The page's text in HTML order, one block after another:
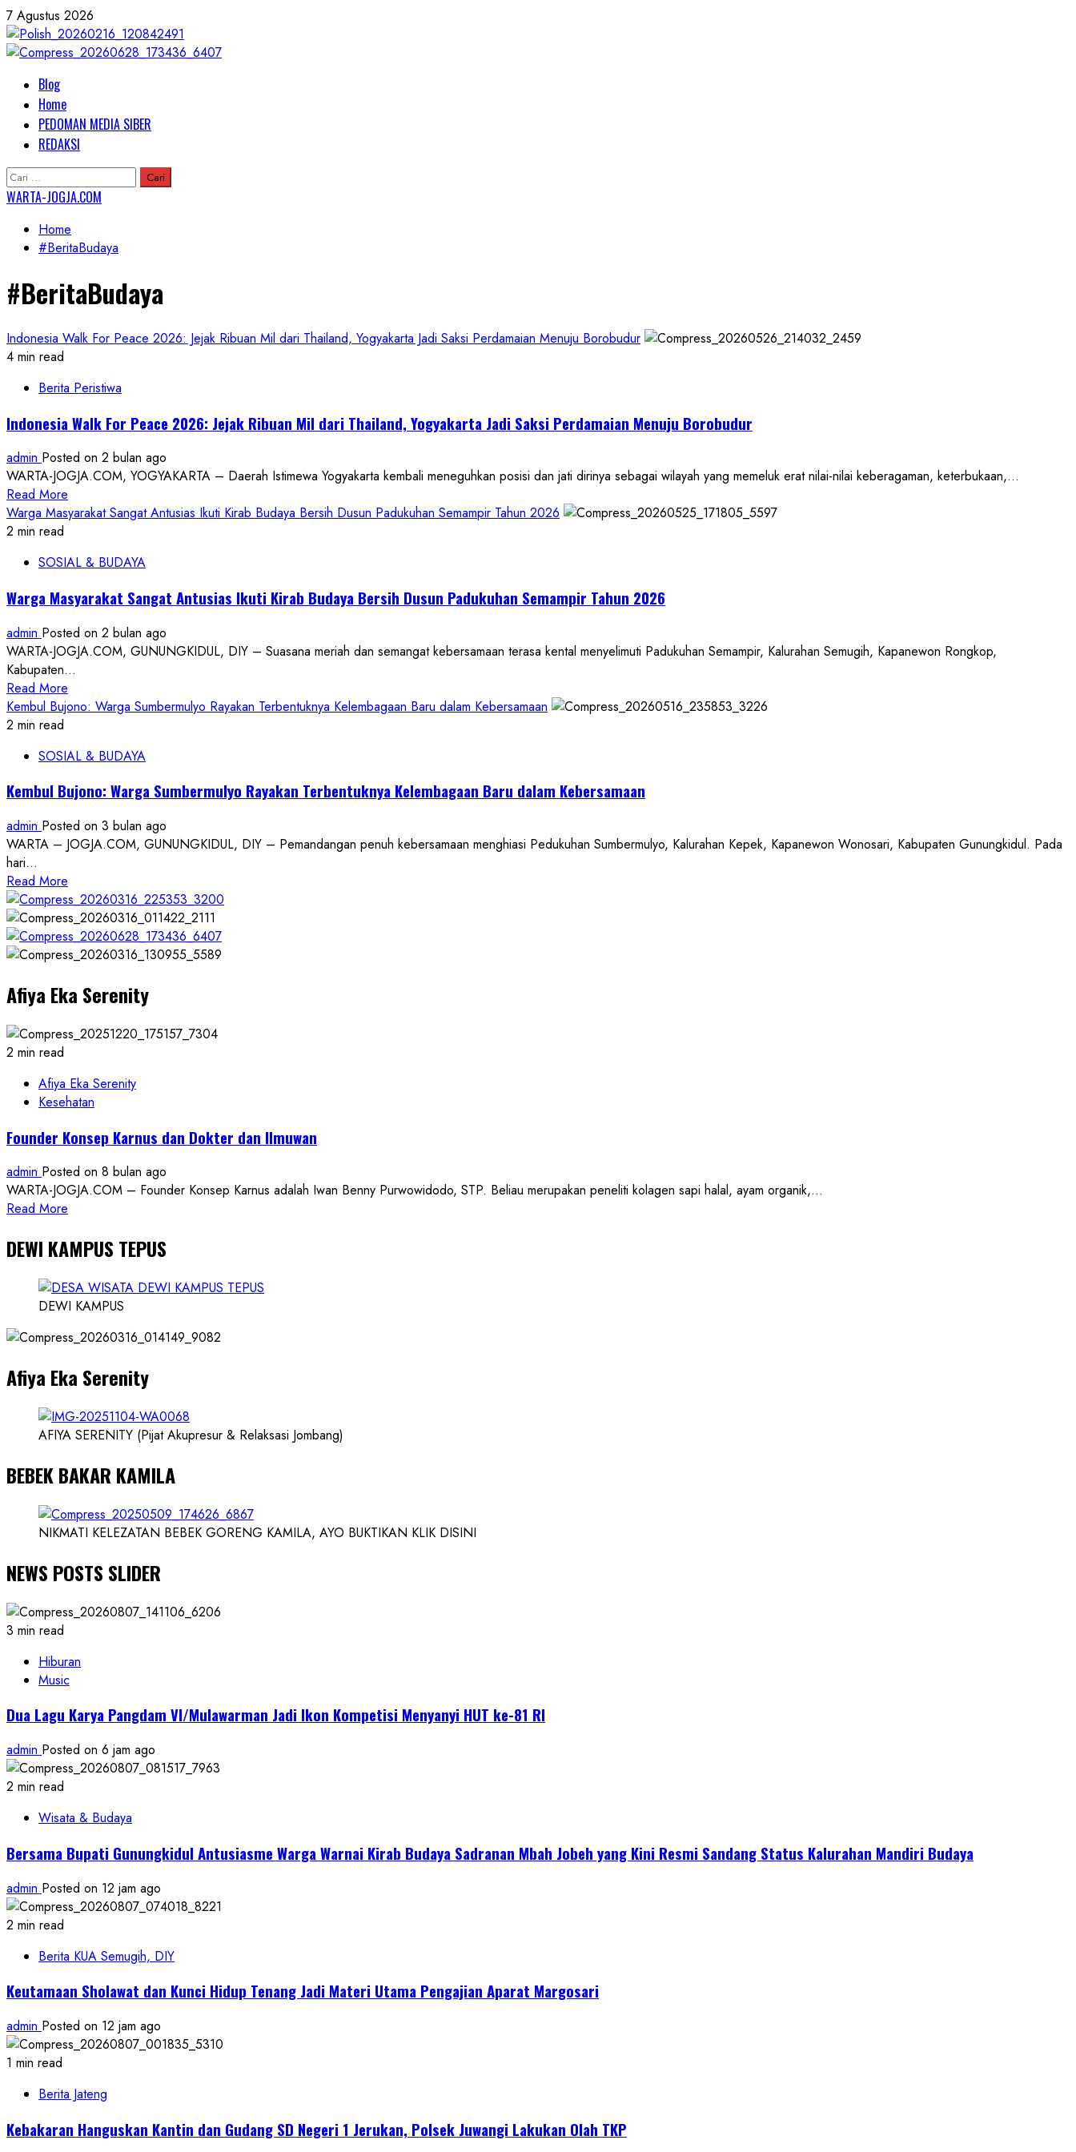
Skip
to
content
7 Agustus 2026
Primary
Menu
Blog
Home
PEDOMAN MEDIA SIBER
REDAKSI
Cari
untuk:
WARTA-JOGJA.COM
Home
#BeritaBudaya
#BeritaBudaya
Indonesia Walk For Peace 2026: Jejak Ribuan Mil dari Thailand, Yogyakarta Jadi Saksi Perdamaian Menuju Borobudur
4 min read
Berita Peristiwa
Indonesia Walk For Peace 2026: Jejak Ribuan Mil dari Thailand, Yogyakarta Jadi Saksi Perdamaian Menuju Borobudur
admin Posted on 2 bulan ago
WARTA-JOGJA.COM, YOGYAKARTA – Daerah Istimewa Yogyakarta kembali meneguhkan posisi dan jati dirinya sebagai wilayah yang memeluk erat nilai-nilai keberagaman, keterbukaan,...
Read More
more
Walk
Peace
2026:
Jejak
Ribuan
Mil
dari
Thailand,
Jadi
Perdamaian
Borobudur
Warga Masyarakat Sangat Antusias Ikuti Kirab Budaya Bersih Dusun Padukuhan Semampir Tahun 2026
2 min read
SOSIAL & BUDAYA
Warga Masyarakat Sangat Antusias Ikuti Kirab Budaya Bersih Dusun Padukuhan Semampir Tahun 2026
admin Posted on 2 bulan ago
WARTA-JOGJA.COM, GUNUNGKIDUL, DIY – Suasana meriah dan semangat kebersamaan terasa kental menyelimuti Padukuhan Semampir, Kalurahan Semugih, Kapanewon Rongkop,
Kabupaten...
Read More
more
Masyarakat
Antusias
Ikuti
Kirab
Budaya
Dusun
Padukuhan
Semampir
Tahun
2026
Kembul Bujono: Warga Sumbermulyo Rayakan Terbentuknya Kelembagaan Baru dalam Kebersamaan
2 min read
SOSIAL & BUDAYA
Kembul Bujono: Warga Sumbermulyo Rayakan Terbentuknya Kelembagaan Baru dalam Kebersamaan
admin Posted on 3 bulan ago
WARTA – JOGJA.COM, GUNUNGKIDUL, DIY – Pemandangan penuh kebersamaan menghiasi Pedukuhan Sumbermulyo, Kalurahan Kepek, Kapanewon Wonosari, Kabupaten Gunungkidul. Pada
hari...
Read More
more
about
Kembul
Bujono:
Sumbermulyo
Rayakan
Terbentuknya
Kelembagaan
dalam
Kebersamaan
Afiya Eka Serenity
2 min read
Afiya Eka Serenity
Kesehatan
Founder Konsep Karnus dan Dokter dan Ilmuwan
admin Posted on 8 bulan ago
WARTA-JOGJA.COM – Founder Konsep Karnus adalah Iwan Benny Purwowidodo, STP. Beliau merupakan peneliti kolagen sapi halal, ayam organik,...
Read More
about
Founder
Konsep
Karnus
Dokter
Ilmuwan
DEWI KAMPUS TEPUS
DEWI KAMPUS
Afiya Eka Serenity
AFIYA SERENITY (Pijat Akupresur & Relaksasi Jombang)
BEBEK BAKAR KAMILA
NIKMATI KELEZATAN BEBEK GORENG KAMILA, AYO BUKTIKAN KLIK DISINI
NEWS POSTS SLIDER
3 min read
Hiburan
Music
Dua Lagu Karya Pangdam VI/Mulawarman Jadi Ikon Kompetisi Menyanyi HUT ke-81 RI
admin Posted on 6 jam ago
2 min read
Wisata & Budaya
Bersama Bupati Gunungkidul Antusiasme Warga Warnai Kirab Budaya Sadranan Mbah Jobeh yang Kini Resmi Sandang Status Kalurahan Mandiri Budaya
admin Posted on 12 jam ago
2 min read
Berita KUA Semugih, DIY
Keutamaan Sholawat dan Kunci Hidup Tenang Jadi Materi Utama Pengajian Aparat Margosari
admin Posted on 12 jam ago
1 min read
Berita Jateng
Kebakaran Hanguskan Kantin dan Gudang SD Negeri 1 Jerukan, Polsek Juwangi Lakukan Olah TKP